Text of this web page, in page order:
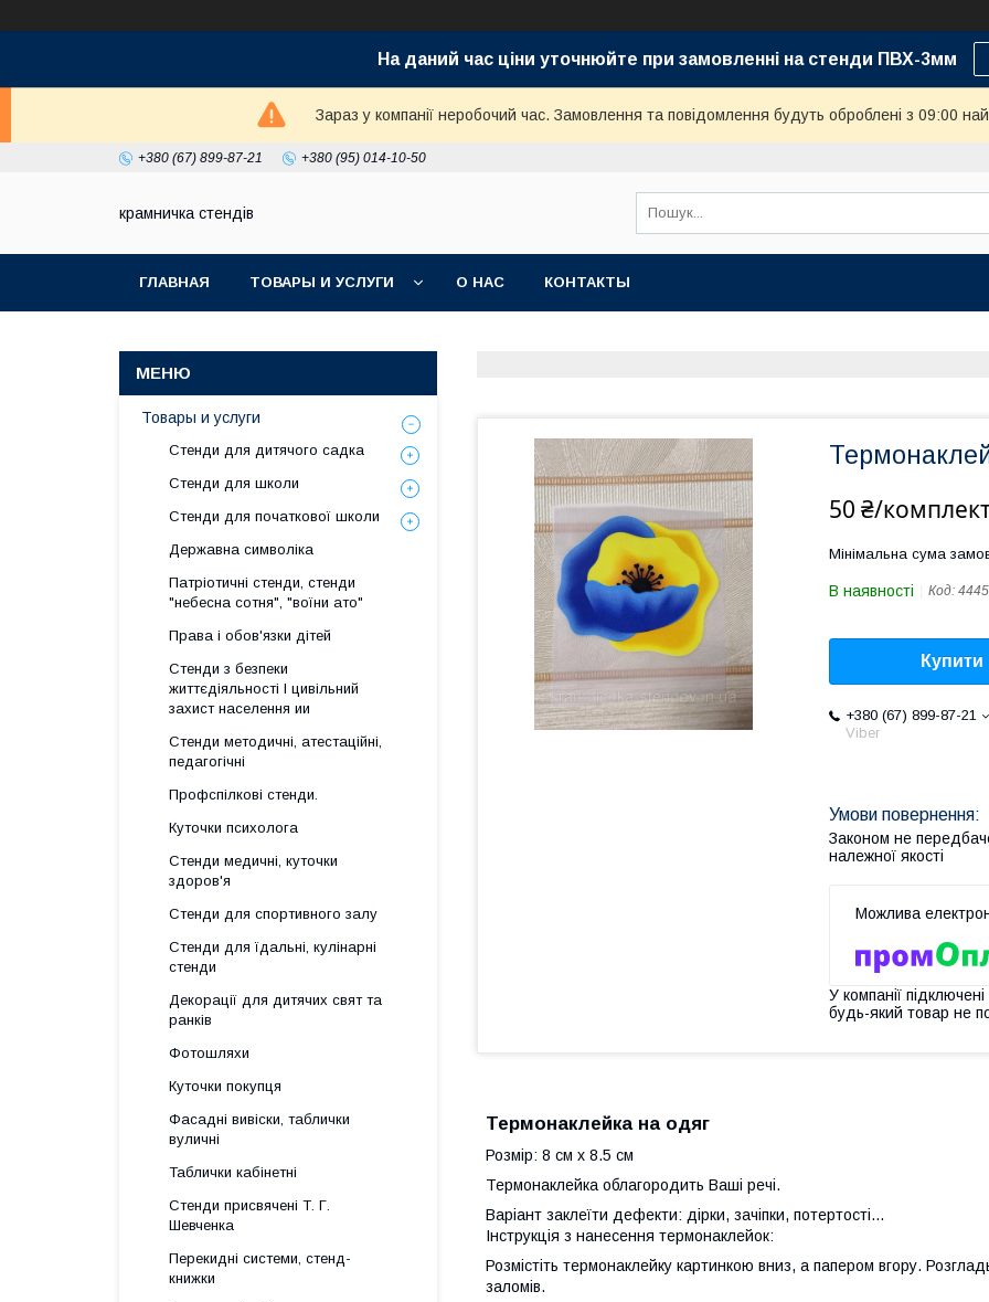
На даний час ціни уточнюйте при замовленні на стенди ПВХ-3мм
Зараз у компанії неробочий час. Замовлення та повідомлення будуть оброблені з 09:00
+380 (67) 899-87-21 +380 (95) 014-10-50
крамничка стендів
ГЛАВНАЯ ТОВАРЫ И УСЛУГИ О НАС КОНТАКТЫ
50 ₴/
Мінімальна сума
В наявності Код: 4445
Купити
+380 (67) 899-87-21
Viber
Законом не
належної якості
У компанії
будь-який товар не
Термонаклейка на одяг
Розмір: 8 см х 8.5 см
Термонаклейка облагородить Ваші речі.
Варіант заклеїти дефекти: дірки, зачіпки, потертості...
Інструкція з нанесення термонаклейок:
Розмістіть термонаклейку картинкою вниз, а папером вгору.
заломів.
Товары и услуги
Стенди для дитячого садка
Стенди для школи
Стенди для початкової школи
Державна символіка
Патріотичні стенди, стенди
"небесна сотня", "воїни ато"
Права і обов'язки дітей
Стенди з безпеки
життєдіяльності І цивільний
захист населення ии
Стенди методичні, атестаційні,
педагогічні
Профспілкові стенди.
Куточки психолога
Стенди медичні, куточки
здоров'я
Стенди для спортивного залу
Стенди для їдальні, кулінарні
стенди
Декорації для дитячих свят та
ранків
Фотошляхи
Куточки покупця
Фасадні вивіски, таблички
вуличні
Таблички кабінетні
Стенди присвячені Т. Г.
Шевченка
Перекидні системи, стенд-
книжки